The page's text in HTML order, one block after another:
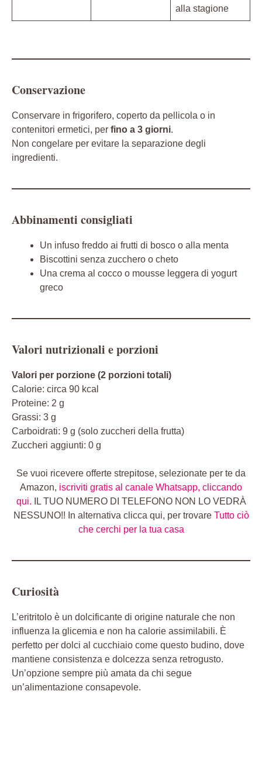
alla stagione
Conservazione
Conservare in frigorifero, coperto da pellicola o in
contenitori ermetici, per fino a 3 giorni.
Non congelare per evitare la separazione degli
ingredienti.
Abbinamenti consigliati
Un infuso freddo ai frutti di bosco o alla menta
Biscottini senza zucchero o cheto
Una crema al cocco o mousse leggera di yogurt
greco
Valori nutrizionali e porzioni
Valori per porzione (2 porzioni totali)
Calorie: circa 90 kcal
Proteine: 2 g
Grassi: 3 g
Carboidrati: 9 g (solo zuccheri della frutta)
Zuccheri aggiunti: 0 g
Se vuoi ricevere offerte strepitose, selezionate per te da
Amazon, iscriviti gratis al canale Whatsapp, cliccando
qui.
IL TUO NUMERO DI TELEFONO NON LO VEDRÀ
NESSUNO!! In alternativa clicca qui, per trovare Tutto ciò
che cerchi per la tua casa
Curiosità
L’eritritolo è un dolcificante di origine naturale che non
influenza la glicemia e non ha calorie assimilabili. È
perfetto per dolci al cucchiaio come questo budino, dove
mantiene consistenza e dolcezza senza retrogusto.
Un’opzione sempre più amata da chi segue
un’alimentazione consapevole.